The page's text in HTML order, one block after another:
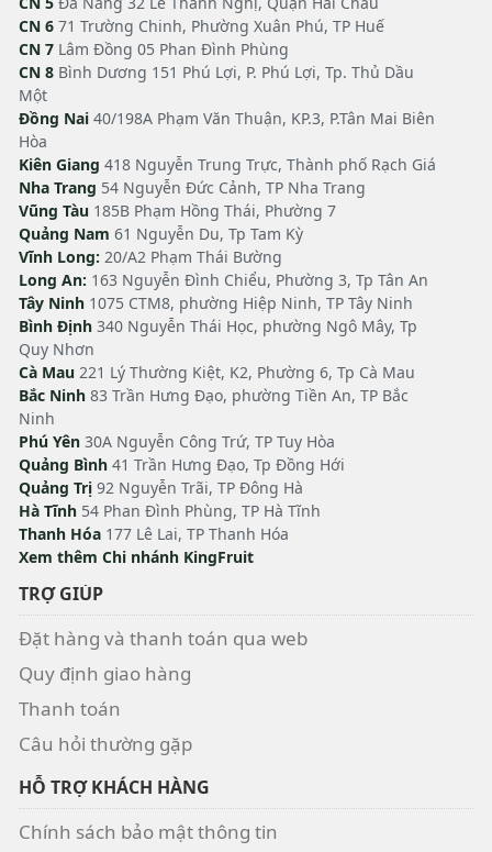
CN 6 71 Trường Chinh, Phường Xuân Phú, TP Huế
CN 7 Lâm Đồng 05 Phan Đình Phùng
CN 8 Bình Dương 151 Phú Lợi, P. Phú Lợi, Tp. Thủ Dầu
Một
Đồng Nai 40/198A Phạm Văn Thuận, KP.3, P.Tân Mai Biên
Hòa
Kiên Giang 418 Nguyễn Trung Trực, Thành phố Rạch Giá
Nha Trang 54 Nguyễn Đức Cảnh, TP Nha Trang
Vũng Tàu 185B Phạm Hồng Thái, Phường 7
Quảng Nam 61 Nguyễn Du, Tp Tam Kỳ
Vĩnh Long: 20/A2 Phạm Thái Bường
Long An: 163 Nguyễn Đình Chiểu, Phường 3, Tp Tân An
Tây Ninh 1075 CTM8, phường Hiệp Ninh, TP Tây Ninh
Bình Định 340 Nguyễn Thái Học, phường Ngô Mây, Tp
Quy Nhơn
Cà Mau 221 Lý Thường Kiệt, K2, Phường 6, Tp Cà Mau
Bắc Ninh 83 Trần Hưng Đạo, phường Tiền An, TP Bắc
Ninh
Phú Yên 30A Nguyễn Công Trứ, TP Tuy Hòa
Quảng Bình 41 Trần Hưng Đạo, Tp Đồng Hới
Quảng Trị 92 Nguyễn Trãi, TP Đông Hà
Hà Tĩnh 54 Phan Đình Phùng, TP Hà Tĩnh
Thanh Hóa 177 Lê Lai, TP Thanh Hóa
Xem thêm Chi nhánh KingFruit
TRỢ GIÚP
Đặt hàng và thanh toán qua web
Quy định giao hàng
Thanh toán
Câu hỏi thường gặp
HỖ TRỢ KHÁCH HÀNG
Chính sách bảo mật thông tin